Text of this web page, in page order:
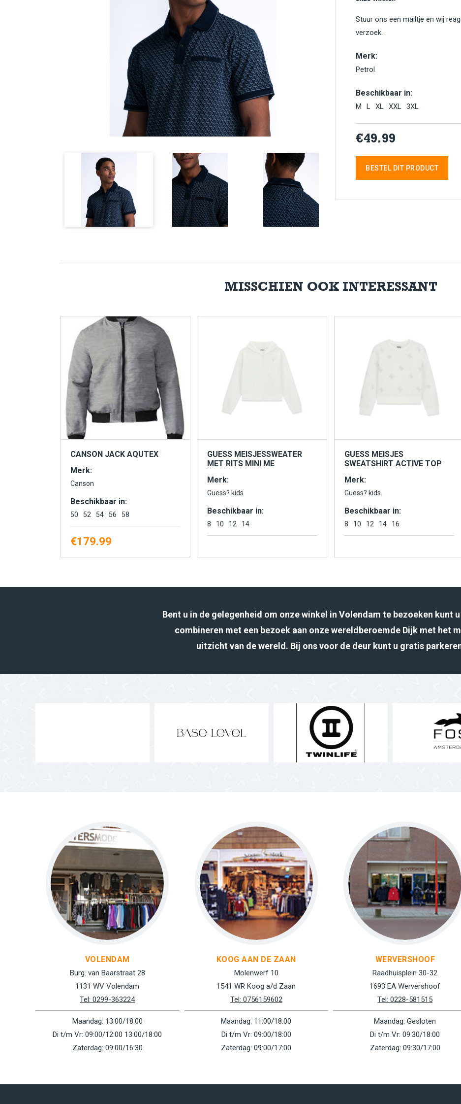
Stuur ons een mailtje en wij
verzoek.
Merk:
Petrol
Beschikbaar in:
M L XL XXL 3XL
€49.99
BESTEL DIT PRODUCT
MISSCHIEN OOK INTERESSANT
CANSON JACK AQUTEX
Merk:
Canson
Beschikbaar in:
50 52 54 56 58
€179.99
GUESS MEISJESSWEATER
MET RITS MINI ME
Merk:
Guess? kids
Beschikbaar in:
8 10 12 14
GUESS MEISJES
SWEATSHIRT ACTIVE TOP
Merk:
Guess? kids
Beschikbaar in:
8 10 12 14 16
Bent u in de gelegenheid om onze winkel in Volendam te bezoeken kunt
combineren met een bezoek aan onze wereldberoemde Dijk met het
uitzicht van de wereld. Bij ons voor de deur kunt u gratis
VOLENDAM
Burg. van Baarstraat 28
1131 WV Volendam
Tel: 0299-363224
Maandag: 13:00/18:00
Di t/m Vr: 09:00/12:00 13:00/18:00
Zaterdag: 09:00/16:30
KOOG AAN DE ZAAN
Molenwerf 10
1541 WR Koog a/d Zaan
Tel: 0756159602
Maandag: 11:00/18:00
Di t/m Vr: 09:00/18:00
Zaterdag: 09:00/17:00
WERVERSHOOF
Raadhuisplein 30-32
1693 EA Wervershoof
Tel: 0228-581515
Maandag: Gesloten
Di t/m Vr: 09:30/18:00
Zaterdag: 09:30/17:00